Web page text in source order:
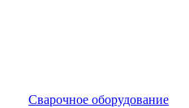
Сварочное оборудование